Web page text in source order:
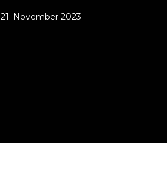
21. November 2023